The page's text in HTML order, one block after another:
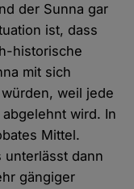
der Sunna gar
ist, dass
historische
mit sich
weil jede
wird. In
Mittel.
unterlässt dann
gängiger